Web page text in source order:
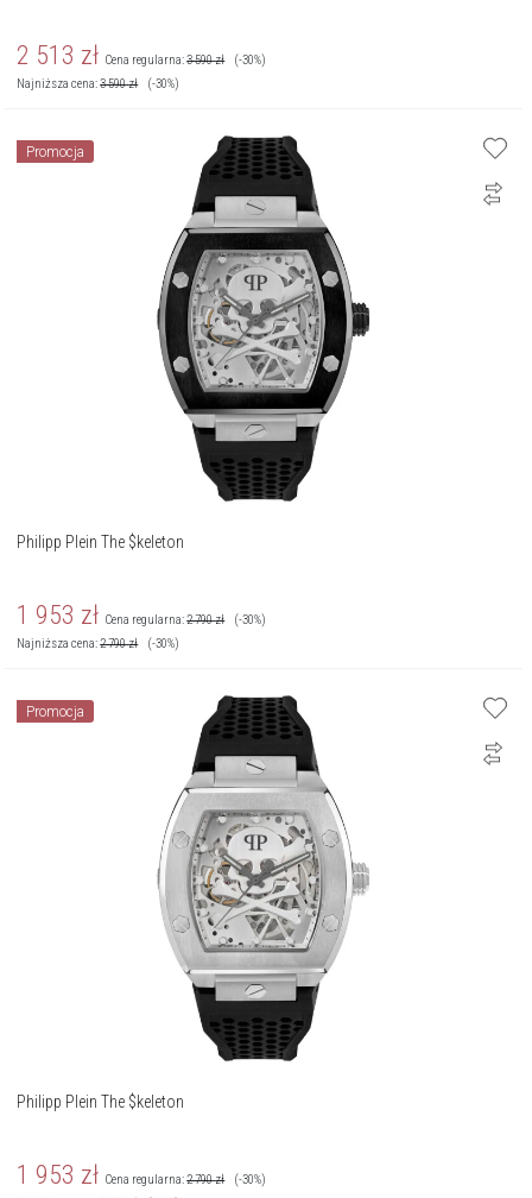
2 513 zł Cena regularna:3 590zł
(-30%)
Najniższa cena:3 590zł (-30%)
Promocja
Philipp Plein The $keleton
1 953 zł Cena regularna:2 790zł
(-30%)
Najniższa cena:2 790zł (-30%)
Promocja
Philipp Plein The $keleton
1 953 zł Cena regularna:2 790zł
(-30%)